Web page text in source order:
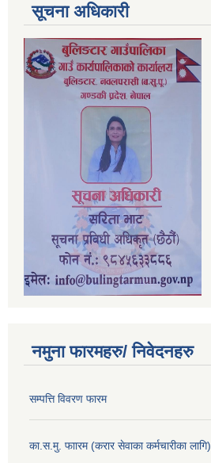
सूचना अधिकारी
नमुना फारमहरु/ निवेदनहरु
सम्पत्ति विवरण फारम
का.स.मु. फाारम (करार सेवाका कर्मचारीका लागि)